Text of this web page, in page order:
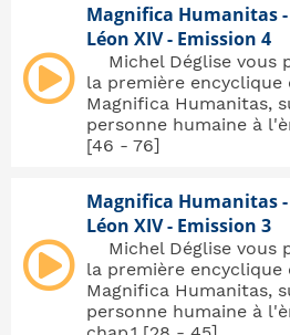
Magnifica Humanitas -
Léon XIV - Emission 4
Michel Déglise vous
la première encyclique
Magnifica Humanitas,
personne humaine à
[46 - 76]
Magnifica Humanitas -
Léon XIV - Emission 3
Michel Déglise vous
la première encyclique
Magnifica Humanitas,
personne humaine à